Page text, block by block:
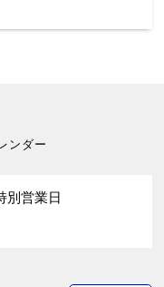
ンダー
別営業日